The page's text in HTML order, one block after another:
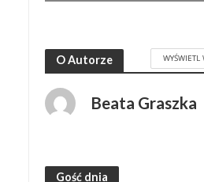
O Autorze WYŚWIETL
Beata Graszka
Gość dnia